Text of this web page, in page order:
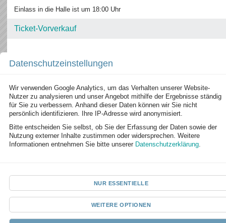
Einlass in die Halle ist um 18:00 Uhr
Ticket-Vorverkauf
Internet
Stadthallen
Wetzlar
Tel. (0 64 41) 99 77 00
Fax (0 64 41) 99 77 07
eMail:kontakt@stadthalle-wetzlar.de
Datenschutzeinstellungen
Wir verwenden Google Analytics, um das Verhalten unserer Website-
Nutzer zu analysieren und unser Angebot mithilfe der Ergebnisse ständig
für Sie zu verbessern. Anhand dieser Daten können wir Sie nicht
persönlich identifizieren. Ihre IP-Adresse wird anonymisiert.
Bitte entscheiden Sie selbst, ob Sie der Erfassung der Daten sowie der
Nutzung externer Inhalte zustimmen oder widersprechen. Weitere
Informationen entnehmen Sie bitte unserer Datenschutzerklärung.
NUR ESSENTIELLE
WEITERE OPTIONEN